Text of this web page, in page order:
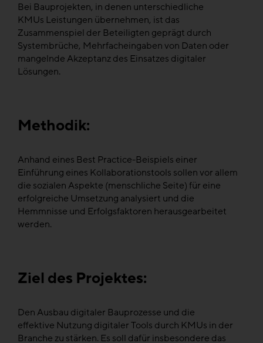
Bei Bauprojekten, in denen unterschiedliche
KMUs Leistungen übernehmen, ist das
Zusammenspiel der Beteiligten geprägt durch
Systembrüche, Mehrfacheingaben von Daten oder
mangelnde Akzeptanz des Einsatzes digitaler
Lösungen.
Methodik:
Anhand eines Best Practice-Beispiels einer
Einführung eines Kollaborationstools sollen vor allem
die sozialen Aspekte (menschliche Seite) für eine
erfolgreiche Umsetzung analysiert und die
Hemmnisse und Erfolgsfaktoren herausgearbeitet
werden.
Ziel des Projektes:
Den Ausbau digitaler Bauprozesse und die
effektive Nutzung digitaler Tools durch KMUs in der
Branche zu stärken. Es soll dafür insbesondere das